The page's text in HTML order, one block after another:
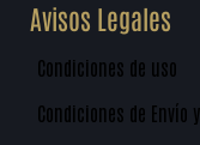
Avisos Legales
Condiciones de uso
Condiciones de Envío